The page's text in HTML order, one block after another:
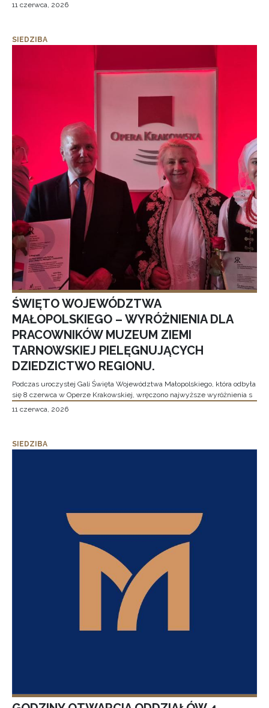
11 czerwca, 2026
SIEDZIBA
ŚWIĘTO WOJEWÓDZTWA
MAŁOPOLSKIEGO – WYRÓŻNIENIA DLA
PRACOWNIKÓW MUZEUM ZIEMI
TARNOWSKIEJ PIELĘGNUJĄCYCH
DZIEDZICTWO REGIONU.
Podczas uroczystej Gali Święta Województwa Małopolskiego, która odbyła
się 8 czerwca w Operze Krakowskiej, wręczono najwyższe wyróżnienia s
11 czerwca, 2026
SIEDZIBA